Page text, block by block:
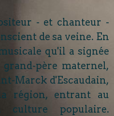
- et chanteur -
de sa veine. En
qu'il a signée
père maternel,
Marck d'Escaudain,
région, entrant au
populaire.